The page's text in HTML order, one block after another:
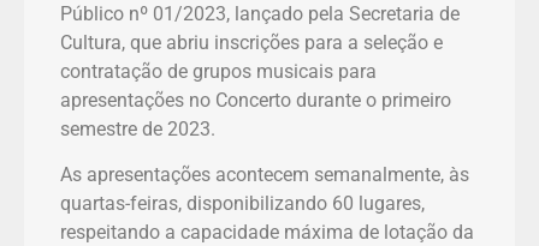
Público nº 01/2023, lançado pela Secretaria de
Cultura, que abriu inscrições para a seleção e
contratação de grupos musicais para
apresentações no Concerto durante o primeiro
semestre de 2023.
As apresentações acontecem semanalmente, às
quartas-feiras, disponibilizando 60 lugares,
respeitando a capacidade máxima de lotação da